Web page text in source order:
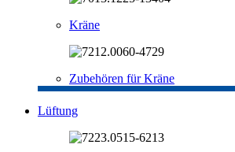
Kräne
Zubehören für Kräne
Lüftung